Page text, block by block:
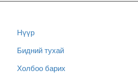
Нүүр
Бидний тухай
Холбоо барих